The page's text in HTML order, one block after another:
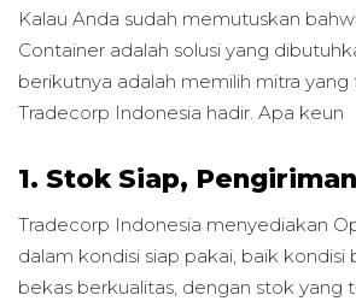
Kalau Anda sudah memutuskan
Container adalah solusi yang
berikutnya adalah memilih mitra yang
Tradecorp Indonesia hadir. Apa keun
1. Stok Siap,
Tradecorp Indonesia menyediakan
dalam kondisi siap pakai, baik kondisi
bekas berkualitas, dengan stok yang